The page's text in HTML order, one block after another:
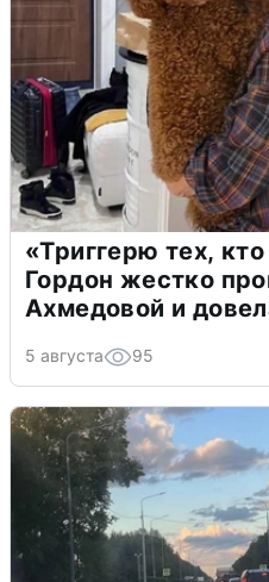
«Триггерю тех,
Гордон жестко
Ахмедовой и
5 августа 95